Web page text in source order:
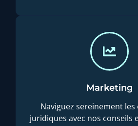
Marketing
Naviguez sereinement
juridiques avec nos conseils